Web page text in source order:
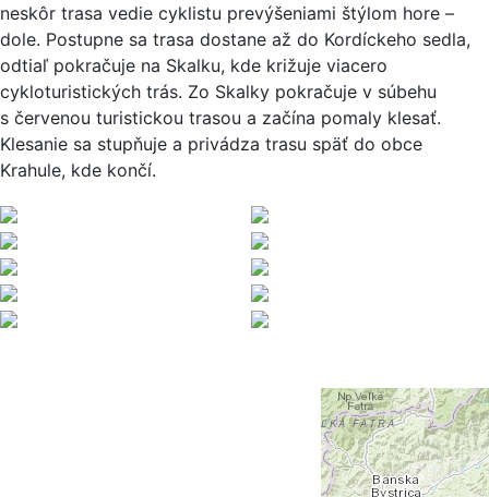
neskôr trasa vedie cyklistu prevýšeniami štýlom hore –
dole. Postupne sa trasa dostane až do Kordíckeho sedla,
odtiaľ pokračuje na Skalku, kde križuje viacero
cykloturistických trás. Zo Skalky pokračuje v súbehu
s červenou turistickou trasou a začína pomaly klesať.
Klesanie sa stupňuje a privádza trasu späť do obce
Krahule, kde končí.